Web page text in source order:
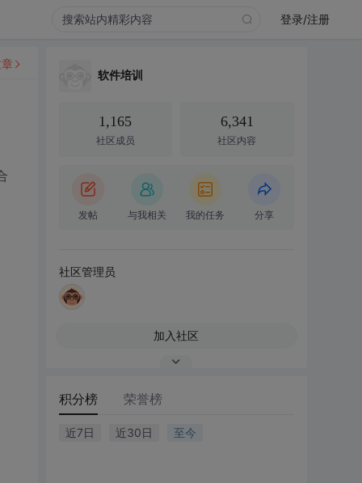
登录/注册
软件培训
1,165
社区成员
6,341
社区内容
发帖 与我相关 我的任务 分享
社区管理员
加入社区
积分榜 荣誉榜
近7日 近30日 至今